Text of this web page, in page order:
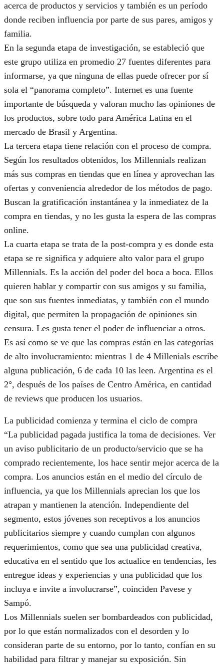
acerca de productos y servicios y también es un período
donde reciben influencia por parte de sus pares, amigos y
familia.
En la segunda etapa de investigación, se estableció que
este grupo utiliza en promedio 27 fuentes diferentes para
informarse, ya que ninguna de ellas puede ofrecer por sí
sola el “panorama completo”. Internet es una fuente
importante de búsqueda y valoran mucho las opiniones de
los productos, sobre todo para América Latina en el
mercado de Brasil y Argentina.
La tercera etapa tiene relación con el proceso de compra.
Según los resultados obtenidos, los Millennials realizan
más sus compras en tiendas que en línea y aprovechan las
ofertas y conveniencia alrededor de los métodos de pago.
Buscan la gratificación instantánea y la inmediatez de la
compra en tiendas, y no les gusta la espera de las compras
online.
La cuarta etapa se trata de la post-compra y es donde esta
etapa se re significa y adquiere alto valor para el grupo
Millennials. Es la acción del poder del boca a boca. Ellos
quieren hablar y compartir con sus amigos y su familia,
que son sus fuentes inmediatas, y también con el mundo
digital, que permiten la propagación de opiniones sin
censura. Les gusta tener el poder de influenciar a otros.
Es así como se ve que las compras están en las categorías
de alto involucramiento: mientras 1 de 4 Millenials escribe
alguna publicación, 6 de cada 10 las leen. Argentina es el
2°, después de los países de Centro América, en cantidad
de reviews que producen los usuarios.
La publicidad comienza y termina el ciclo de compra
“La publicidad pagada justifica la toma de decisiones. Ver
un aviso publicitario de un producto/servicio que se ha
comprado recientemente, los hace sentir mejor acerca de la
compra. Los anuncios están en el medio del círculo de
influencia, ya que los Millennials aprecian los que los
atrapan y mantienen la atención. Independiente del
segmento, estos jóvenes son receptivos a los anuncios
publicitarios siempre y cuando cumplan con algunos
requerimientos, como que sea una publicidad creativa,
educativa en el sentido que los actualice en tendencias, les
entregue ideas y experiencias y una publicidad que los
incluya e invite a involucrarse”, coinciden Pavese y
Sampó.
Los Millennials suelen ser bombardeados con publicidad,
por lo que están normalizados con el desorden y lo
consideran parte de su entorno, por lo tanto, confían en su
habilidad para filtrar y manejar su exposición. Sin